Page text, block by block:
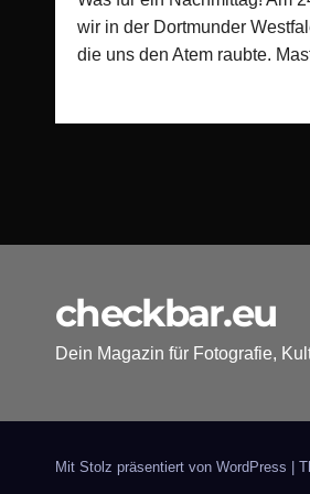
wir in der Dortmunder
die uns den Atem raubte.
checkbar.eu
Dein Magazin für Fotografie,
Mit Stolz präsentiert von WordPress